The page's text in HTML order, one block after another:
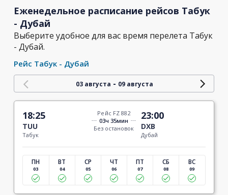
Еженедельное расписание рейсов Табук
- Дубай
Выберите удобное для вас время перелета Табук
- Дубай.
Рейс Табук - Дубай
03 августа - 09 августа
18:25
TUU
Табук
Рейс FZ 882
03ч 35мин
Без остановок
23:00
DXB
Дубай
ПН
03
ВТ
04
СР
05
ЧТ
06
ПТ
07
СБ
08
ВС
09